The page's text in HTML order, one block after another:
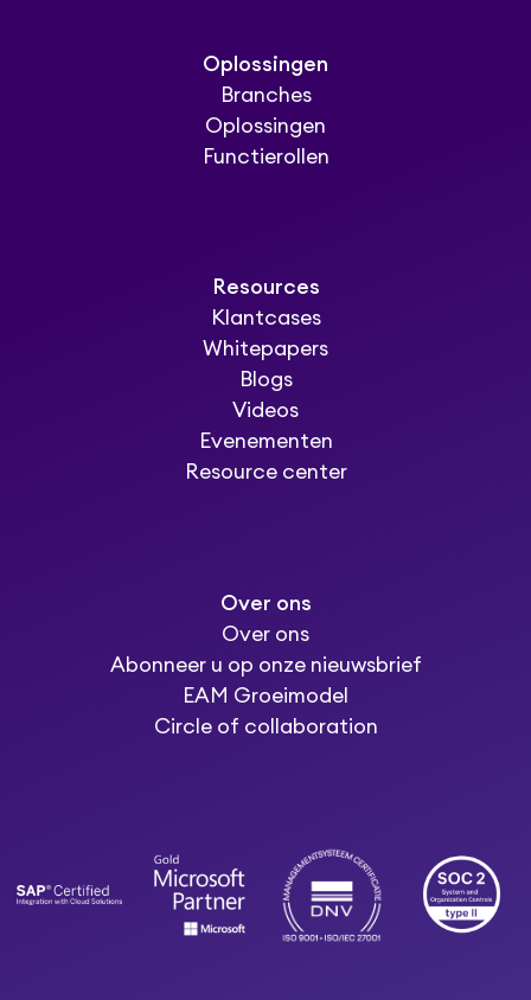
Oplossingen
Branches
Oplossingen
Functierollen
Resources
Klantcases
Whitepapers
Blogs
Videos
Evenementen
Resource center
Over ons
Over ons
Abonneer u op onze nieuwsbrief
EAM Groeimodel
Circle of collaboration